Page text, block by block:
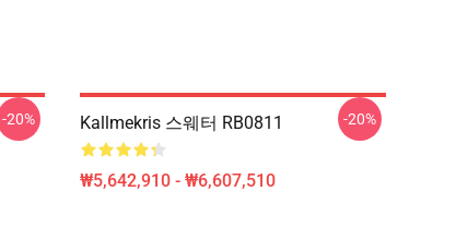
-20% Kallmekris 스웨터 RB0811
₩5,642,910 - ₩6,607,510
-20%